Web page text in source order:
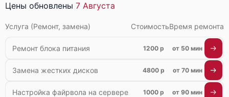
Цены обновлены 7 Августа
Услуга (Ремонт, замена) СтоимостьВремя ремонта
Ремонт блока питания 1200 р от 50 мин
Замена жестких дисков 4800 р от 70 мин
Настройка файрвола на сервере 1000 р от 90 мин